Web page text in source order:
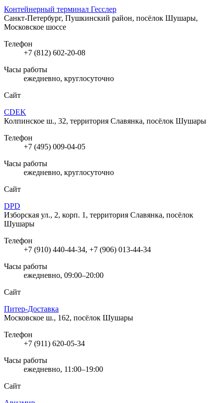
Контейнерный терминал Гесслер
Санкт-Петербург, Пушкинский район, посёлок Шушары,
Московское шоссе
Телефон
+7 (812) 602-20-08
Часы работы
ежедневно, круглосуточно
Сайт
CDEK
Колпинское ш., 32, территория Славянка, посёлок Шушары
Телефон
+7 (495) 009-04-05
Часы работы
ежедневно, круглосуточно
Сайт
DPD
Изборская ул., 2, корп. 1, территория Славянка, посёлок
Шушары
Телефон
+7 (910) 440-44-34, +7 (906) 013-44-34
Часы работы
ежедневно, 09:00–20:00
Сайт
Питер-Доставка
Московское ш., 162, посёлок Шушары
Телефон
+7 (911) 620-05-34
Часы работы
ежедневно, 11:00–19:00
Сайт